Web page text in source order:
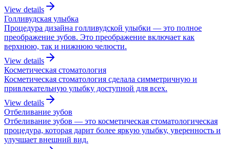
View details
Голливудская улыбка
Процедура дизайна голливудской улыбки — это полное
преображение зубов. Это преображение включает как
верхнюю, так и нижнюю челюсти.
View details
Косметическая стоматология
Косметическая стоматология сделала симметричную и
привлекательную улыбку доступной для всех.
View details
Отбеливание зубов
Отбеливание зубов — это косметическая стоматологическая
процедура, которая дарит более яркую улыбку, уверенность и
улучшает внешний вид.